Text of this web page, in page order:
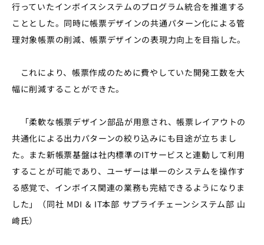
行っていたインボイスシステムのプログラム統合を推進する
こととした。同時に帳票デザインの共通パターン化による管
理対象帳票の削減、帳票デザインの表現力向上を目指した。
これにより、帳票作成のために費やしていた開発工数を大
幅に削減することができた。
「柔軟な帳票デザイン部品が用意され、帳票レイアウトの
共通化による出力パターンの絞り込みにも目途が立ちまし
た。また新帳票基盤は社内標準のITサービスと連動して利用
することが可能であり、ユーザーは単一のシステムを操作す
る感覚で、インボイス関連の業務も完結できるようになりま
した」（同社 MDI & IT本部 サプライチェーンシステム部 山
﨑氏）